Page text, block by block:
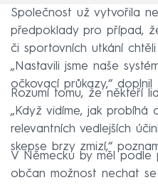
Společnost už vytvořila
předpoklady pro případ,
či sportovních utkání
„Nastavili jsme naše
očkovací průkazy,“ doplnil
Rozumí tomu, že někteří
„Když vidíme, jak probíhá
relevantních vedlejších
skepse brzy zmizí,“
V Německu by měl podle
občan možnost nechat